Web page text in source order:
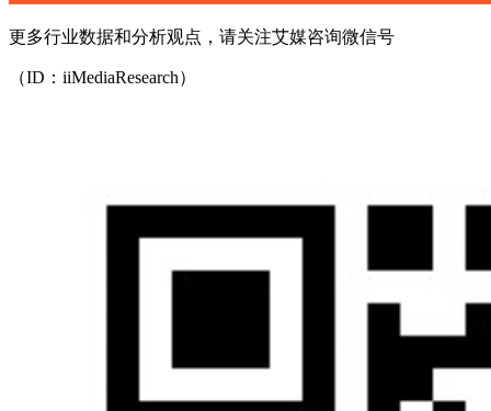
更多行业数据和分析观点，请关注艾媒咨询微信号
（ID：iiMediaResearch）